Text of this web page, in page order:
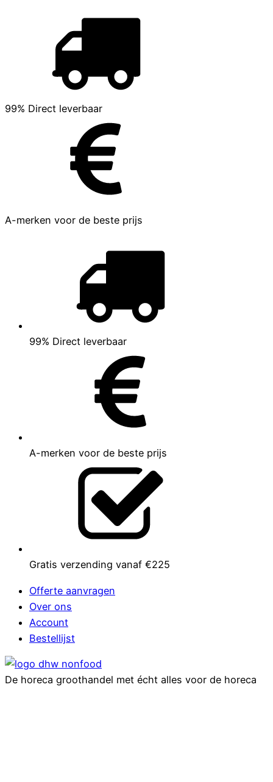
99% Direct leverbaar
A-merken voor de beste prijs
99% Direct leverbaar
A-merken voor de beste prijs
Gratis verzending vanaf €225
Offerte aanvragen
Over ons
Account
Bestellijst
De horeca groothandel met écht alles voor de horeca